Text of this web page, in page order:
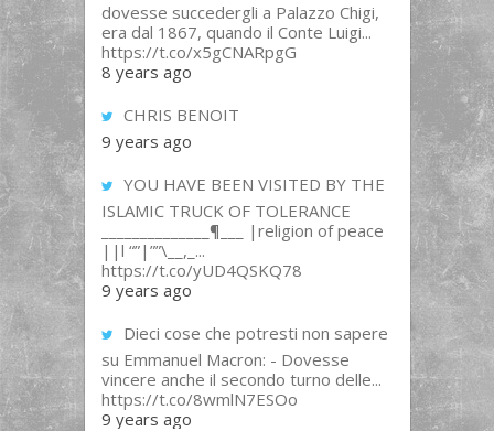
dovesse succedergli a Palazzo Chigi,
era dal 1867, quando il Conte Luigi...
https://t.co/x5gCNARpgG
8 years ago
CHRIS BENOIT
9 years ago
YOU HAVE BEEN VISITED BY THE
ISLAMIC TRUCK OF TOLERANCE
______________¶___ |religion of peace
||l “”|””\__,_...
https://t.co/yUD4QSKQ78
9 years ago
Dieci cose che potresti non sapere
su Emmanuel Macron: - Dovesse
vincere anche il secondo turno delle...
https://t.co/8wmlN7ESOo
9 years ago